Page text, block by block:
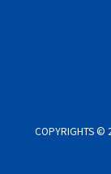
COPYRIGHTS ©